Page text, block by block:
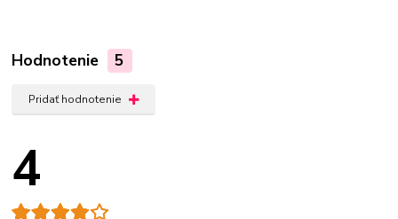
Hodnotenie 5
Pridať hodnotenie
4